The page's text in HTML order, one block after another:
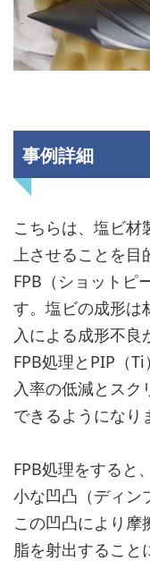
事例詳細
こちらは、塩ビ材
上させることを目
FPB（ショットピ
す。塩ビの成形は
入による成形不良
FPB処理とPIP（
入率の低減とスク
できるようになり
FPB処理をすると
小な凹凸（ディン
この凹凸により摩
脂を射出すること